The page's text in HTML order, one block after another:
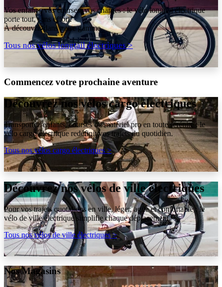
Vos enfants, vos courses, vos charges : le vélo longtail électrique
porte tout, sans effort.
À découvrir dans notre gamme.
Tous nos vélos longtail électriques >
Commencez votre prochaine aventure
Découvrez nos vélos cargo électriques
Transportez enfants, courses ou matériel pro en toute sérénité : le
vélo cargo électrique redéfinit vos trajets du quotidien.
Tous nos vélos cargo électriques >
Découvrez nos vélos de ville électriques
Pour vos trajets quotidiens en ville, léger, agile et confortable : le
vélo de ville électrique simplifie chaque déplacement.
Tous nos vélos de ville électriques >
Nos Magasins